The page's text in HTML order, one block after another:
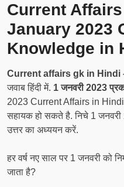
Current
January 2023
Knowledge in
Current affairs gk in Hindi
जवाब हिंदी में. 1 जनवरी 2023
2023 Current Affairs in Hindi)
सहायक हो सकते है. निचे 1 जनवरी
उत्तर का अध्ययन करें.
हर वर्ष नए साल पर 1 जनवरी को
जाता है?